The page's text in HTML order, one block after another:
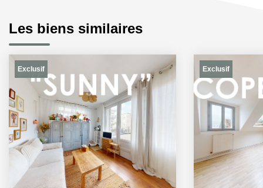
Les biens similaires
Exclusif Exclusif